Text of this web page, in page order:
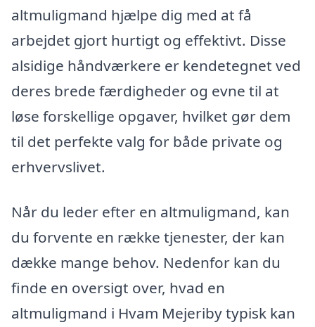
altmuligmand hjælpe dig med at få
arbejdet gjort hurtigt og effektivt. Disse
alsidige håndværkere er kendetegnet ved
deres brede færdigheder og evne til at
løse forskellige opgaver, hvilket gør dem
til det perfekte valg for både private og
erhvervslivet.
Når du leder efter en altmuligmand, kan
du forvente en række tjenester, der kan
dække mange behov. Nedenfor kan du
finde en oversigt over, hvad en
altmuligmand i Hvam Mejeriby typisk kan